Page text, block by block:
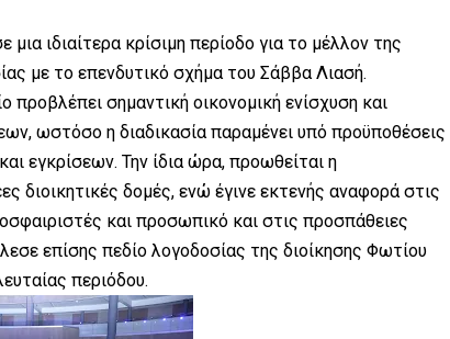
ιδιαίτερα κρίσιμη περίοδο για το μέλλον της
με το επενδυτικό σχήμα του Σάββα Λιασή.
σημαντική οικονομική ενίσχυση και
ωστόσο η διαδικασία παραμένει υπό προϋποθέσεις
εγκρίσεων. Την ίδια ώρα, προωθείται η
διοικητικές δομές, ενώ έγινε εκτενής αναφορά στις
και προσωπικό και στις προσπάθειες
επίσης πεδίο λογοδοσίας της διοίκησης Φωτίου
περιόδου.